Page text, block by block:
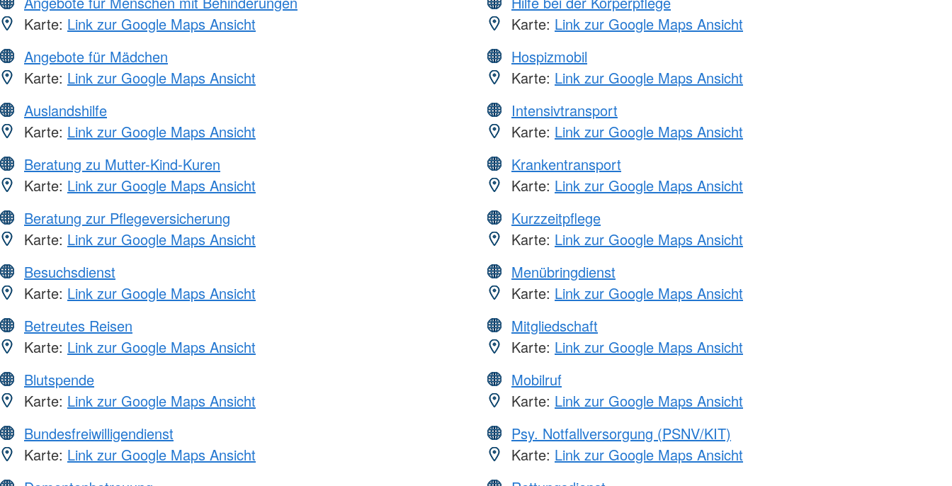
Karte: Link zur Google Maps Ansicht
Angebote für Mädchen
Karte: Link zur Google Maps Ansicht
Auslandshilfe
Karte: Link zur Google Maps Ansicht
Beratung zu Mutter-Kind-Kuren
Karte: Link zur Google Maps Ansicht
Beratung zur Pflegeversicherung
Karte: Link zur Google Maps Ansicht
Besuchsdienst
Karte: Link zur Google Maps Ansicht
Betreutes Reisen
Karte: Link zur Google Maps Ansicht
Blutspende
Karte: Link zur Google Maps Ansicht
Bundesfreiwilligendienst
Karte: Link zur Google Maps Ansicht
Karte: Link zur Google Maps Ansicht
Hospizmobil
Karte: Link zur Google Maps Ansicht
Intensivtransport
Karte: Link zur Google Maps Ansicht
Krankentransport
Karte: Link zur Google Maps Ansicht
Kurzzeitpflege
Karte: Link zur Google Maps Ansicht
Menübringdienst
Karte: Link zur Google Maps Ansicht
Mitgliedschaft
Karte: Link zur Google Maps Ansicht
Mobilruf
Karte: Link zur Google Maps Ansicht
Psy. Notfallversorgung (PSNV/KIT)
Karte: Link zur Google Maps Ansicht